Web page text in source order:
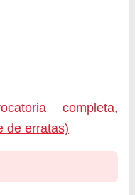
completa,
de erratas)